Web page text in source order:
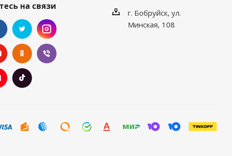
на связи
г. Бобруйск, ул.
Минская, 108